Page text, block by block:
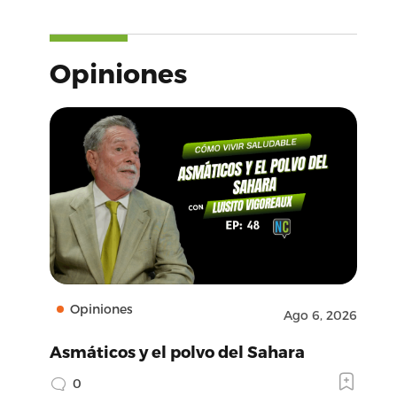
Opiniones
Opiniones Ago 6, 2026
Asmáticos y el polvo del Sahara
0